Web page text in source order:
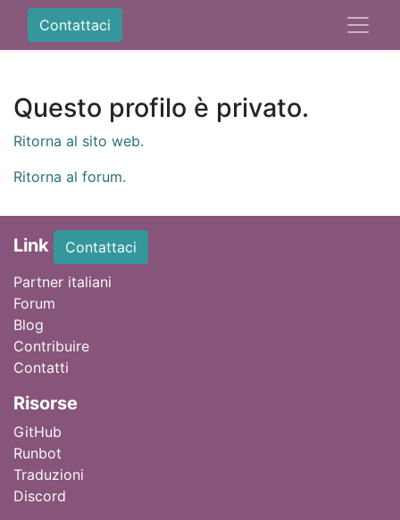
Contattaci
Questo profilo è privato.
Ritorna al sito web.
Ritorna al forum.
Link
Contattaci
Partner italiani
Forum
Blog
Contribuire
Contatti
Risorse
GitHub
Runbot
Traduzioni
Discord